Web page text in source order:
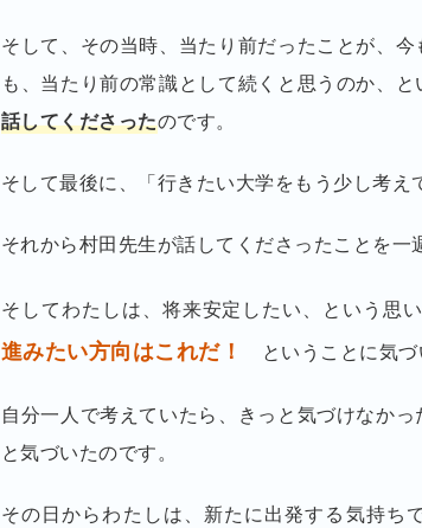
そして、その当時、当たり前だったことが、
も、当たり前の常識として続くと思うのか、
話してくださったのです。
そして最後に、「行きたい大学をもう少し考え
それから村田先生が話してくださったことを一
そしてわたしは、将来安定したい、という思い
進みたい方向はこれだ！
ということに気づ
自分一人で考えていたら、きっと気づけなかっ
と気づいたのです。
その日からわたしは、新たに出発する気持ち